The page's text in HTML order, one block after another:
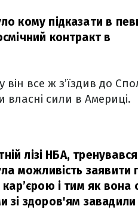
кому підказати в
контракт в
все ж з’їздив до
власні сили в Америці.
лізі НБА,
можливість заявити
і тим як вона
здоров'ям завадили